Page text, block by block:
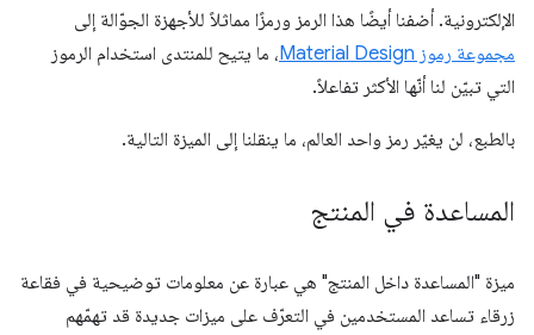
الإلكترونية. أضفنا أيضًا هذا الرمز ورمزًا مماثلاً للأجهزة الجوّالة إلى
مجموعة رموز Material Design
، ما يتيح للمنتدى استخدام الرموز
التي تبيّن لنا أنّها الأكثر تفاعلاً.
بالطبع، لن يغيّر رمز واحد العالم، ما ينقلنا إلى الميزة التالية.
المساعدة في المنتج
ميزة "المساعدة داخل المنتج" هي عبارة عن معلومات توضيحية في فقاعة
زرقاء تساعد المستخدمين في التعرّف على ميزات جديدة قد تهمّهم